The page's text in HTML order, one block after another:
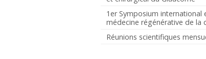
1er Symposium international
médecine régénérative de la
Réunions scientifiques